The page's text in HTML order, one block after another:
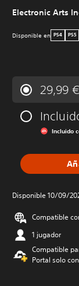
Electronic Arts
Disponible en PS4 PS5
29,99 €
Incluido
Disponible 10/09/
Compatible
1 jugador
Compatible
Portal solo